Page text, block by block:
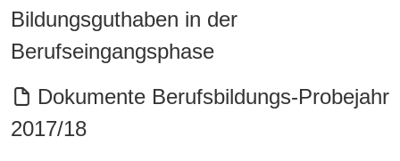
Bildungsguthaben in der
Berufseingangsphase
Dokumente Berufsbildungs-Probejahr
2017/18